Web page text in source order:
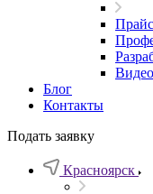
Блог
Контакты
Подать заявку
Красноярск